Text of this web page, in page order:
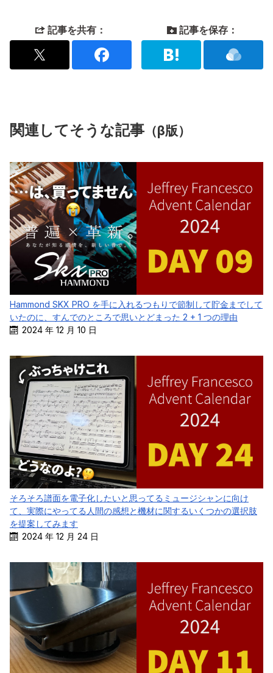
記事を共有： 記事を保存：
関連してそうな記事 （β版）
Hammond SKX PRO を手に入れるつもりで節制して貯金までして
いたのに、すんでのところで思いとどまった 2 + 1 つの理由
2024 年 12 月 10 日
そろそろ譜面を電子化したいと思ってるミュージシャンに向け
て、実際にやってる人間の感想と機材に関するいくつかの選択肢
を提案してみます
2024 年 12 月 24 日